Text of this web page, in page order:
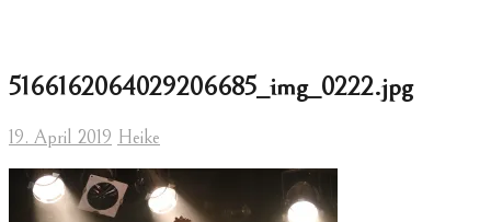
5166162064029206685_img_0222.jpg
19. April 2019 Heike